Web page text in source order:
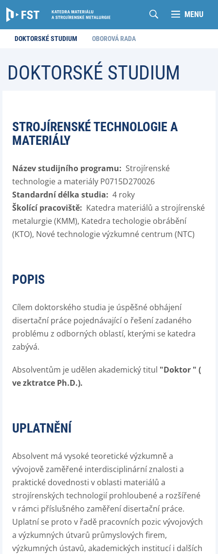
MENU
DOKTORSKÉ STUDIUM OBOROVÁ RADA
DOKTORSKÉ STUDIUM
STROJÍRENSKÉ TECHNOLOGIE A
MATERIÁLY
Název studijního programu: Strojírenské
technologie a materiály P0715D270026
Standardní délka studia: 4 roky
Školící pracoviště: Katedra materiálů a strojírenské
metalurgie (KMM), Katedra techologie obrábění
(KTO), Nové technologie výzkumné centrum (NTC)
POPIS
Cílem doktorského studia je úspěšné obhájení
disertační práce pojednávající o řešení zadaného
problému z odborných oblastí, kterými se katedra
zabývá.
Absolventům je udělen akademický titul "Doktor " (
ve zktratce Ph.D.).
UPLATNĚNÍ
Absolvent má vysoké teoretické výzkumně a
vývojově zaměřené interdisciplinární znalosti a
praktické dovednosti v oblasti materiálů a
strojírenských technologií prohloubené a rozšířené
v rámci příslušného zaměření disertační práce.
Uplatní se proto v řadě pracovních pozic vývojových
a výzkumných útvarů průmyslových firem,
výzkumných ústavů, akademických institucí i dalších